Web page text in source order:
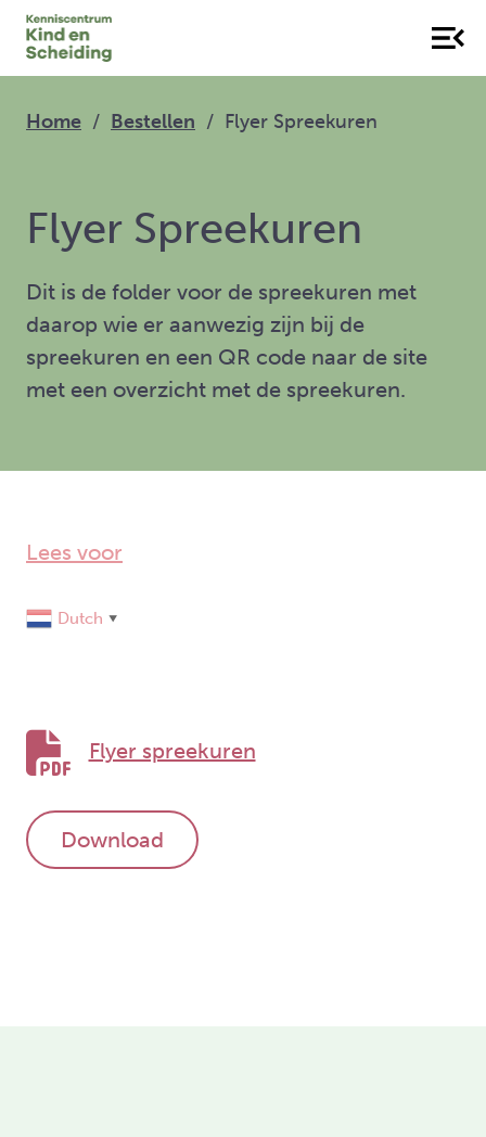
Home Bestellen Flyer Spreekuren
Flyer Spreekuren
Dit is de folder voor de spreekuren met
daarop wie er aanwezig zijn bij de
spreekuren en een QR code naar de site
met een overzicht met de spreekuren.
Lees voor
Dutch ▼
Flyer spreekuren
Download